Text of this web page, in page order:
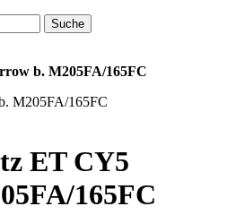
Suche
b. M205FA/165FC
ET CY5
165FC